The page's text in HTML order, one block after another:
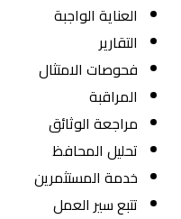
العناية الواجبة
التقارير
فحوصات الامتثال
المراقبة
مراجعة الوثائق
تحليل المحافظ
خدمة المستثمرين
تتبع سير العمل